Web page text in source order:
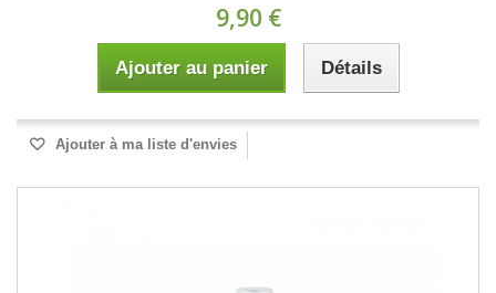
9,90 €
Ajouter au panier Détails
Ajouter à ma liste d'envies